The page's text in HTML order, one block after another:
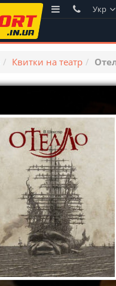
Укр
Квитки на театр